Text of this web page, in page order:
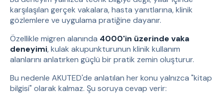
karşılaşılan gerçek vakalara, hasta yanıtlarına, klinik
gözlemlere ve uygulama pratiğine dayanır.
Özellikle migren alanında 4000'in üzerinde vaka
deneyimi, kulak akupunkturunun klinik kullanım
alanlarını anlatırken güçlü bir pratik zemin oluşturur.
Bu nedenle AKUTED'de anlatılan her konu yalnızca "kitap
bilgisi" olarak kalmaz. Şu soruya cevap verir: